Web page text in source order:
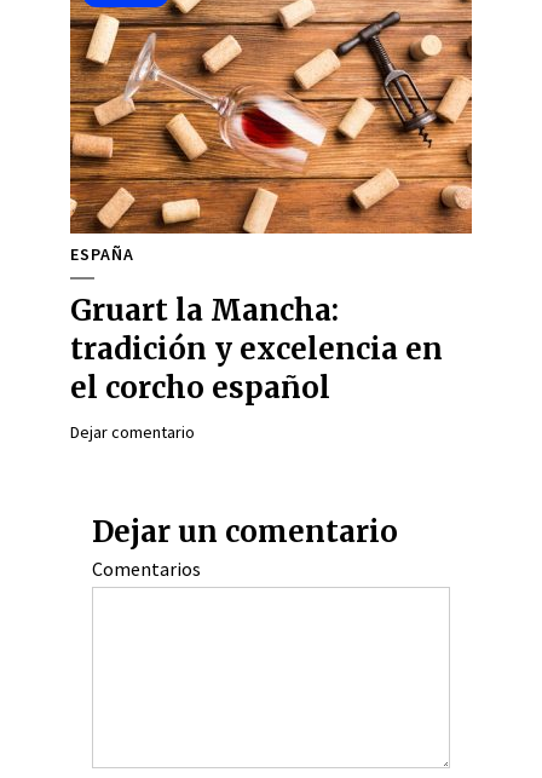
ESPAÑA
Gruart la Mancha:
tradición y excelencia en
el corcho español
Dejar comentario
Dejar un comentario
Comentarios